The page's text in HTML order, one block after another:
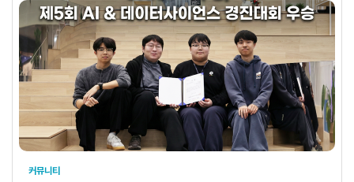
커뮤니티